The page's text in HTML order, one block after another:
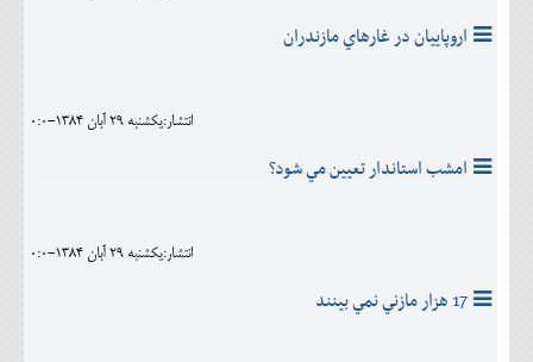
اروپاييان در غارهاي مازندران
انتشار:يکشنبه 29 آبان 1384-0:0
امشب استاندار تعيين مي شود؟
انتشار:يکشنبه 29 آبان 1384-0:0
17 هزار مازني نمي بينند